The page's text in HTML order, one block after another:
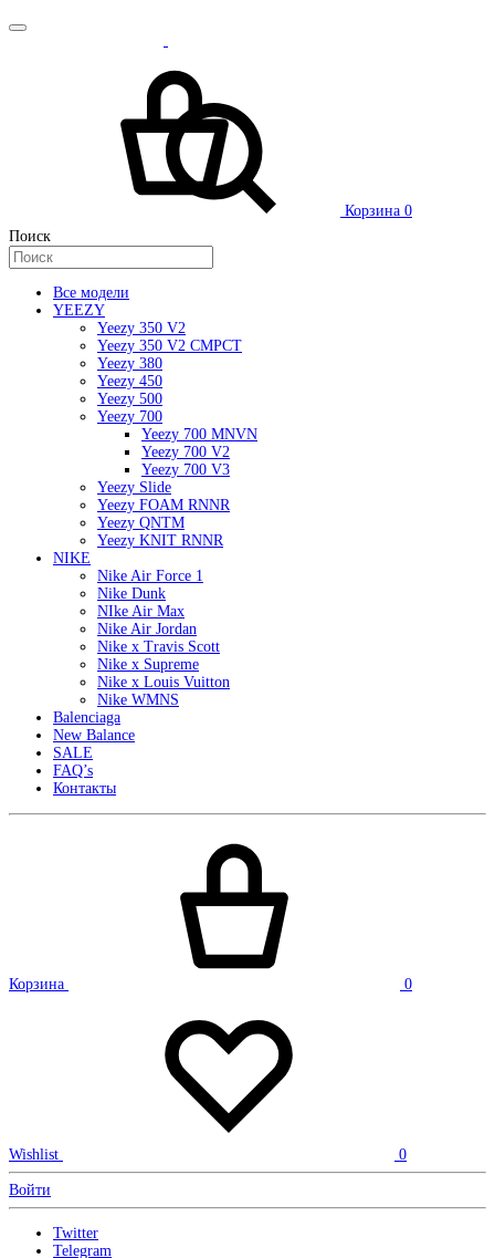
Корзина 0
Поиск
Все модели
YEEZY
Yeezy 350 V2
Yeezy 350 V2 CMPCT
Yeezy 380
Yeezy 450
Yeezy 500
Yeezy 700
Yeezy 700 MNVN
Yeezy 700 V2
Yeezy 700 V3
Yeezy Slide
Yeezy FOAM RNNR
Yeezy QNTM
Yeezy KNIT RNNR
NIKE
Nike Air Force 1
Nike Dunk
NIke Air Max
Nike Air Jordan
Nike x Travis Scott
Nike x Supreme
Nike x Louis Vuitton
Nike WMNS
Balenciaga
New Balance
SALE
FAQ’s
Контакты
Корзина 0
Wishlist 0
Войти
Twitter
Telegram